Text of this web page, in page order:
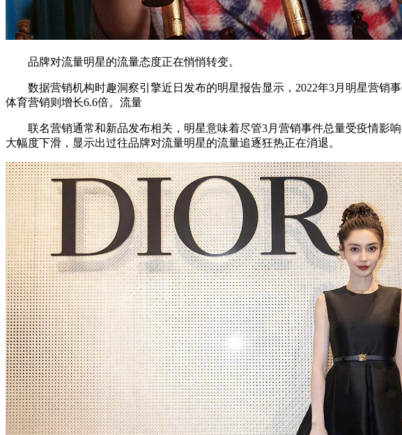
品牌对流量明星的流量态度正在悄悄转变。
数据营销机构时趣洞察引擎近日发布的明星报告显示，2022年3月明星营销事
体育营销则增长6.6倍。流量
联名营销通常和新品发布相关，明星意味着尽管3月营销事件总量受疫情影
大幅度下滑，显示出过往品牌对流量明星的流量追逐狂热正在消退。